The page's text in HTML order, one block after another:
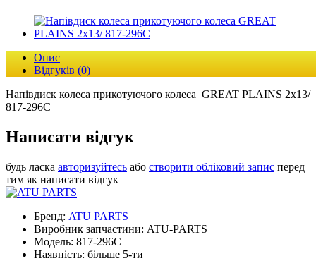
Опис
Відгуків (0)
Напівдиск колеса прикотуючого колеса GREAT PLAINS 2x13/
817-296C
Написати відгук
будь ласка авторизуйтесь або створити обліковий запис перед
тим як написати відгук
Бренд: ATU PARTS
Виробник запчастини: ATU-PARTS
Модель: 817-296C
Наявність: більше 5-ти